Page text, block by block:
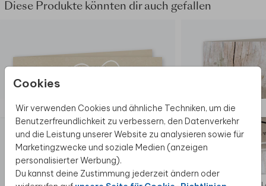
Cookies
Wir verwenden Cookies und ähnliche Techniken, um die
Benutzerfreundlichkeit zu verbessern, den Datenverkehr
und die Leistung unserer Website zu analysieren sowie für
Marketingzwecke und soziale Medien (anzeigen
personalisierter Werbung).
Du kannst deine Zustimmung jederzeit ändern oder
Diese Produkte könnten dir auch gefallen